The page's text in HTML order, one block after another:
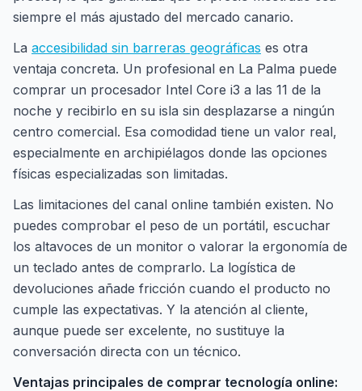
siempre el más ajustado del mercado canario.
La accesibilidad sin barreras geográficas es otra
ventaja concreta. Un profesional en La Palma puede
comprar un procesador Intel Core i3 a las 11 de la
noche y recibirlo en su isla sin desplazarse a ningún
centro comercial. Esa comodidad tiene un valor real,
especialmente en archipiélagos donde las opciones
físicas especializadas son limitadas.
Las limitaciones del canal online también existen. No
puedes comprobar el peso de un portátil, escuchar
los altavoces de un monitor o valorar la ergonomía de
un teclado antes de comprarlo. La logística de
devoluciones añade fricción cuando el producto no
cumple las expectativas. Y la atención al cliente,
aunque puede ser excelente, no sustituye la
conversación directa con un técnico.
Ventajas principales de comprar tecnología online: